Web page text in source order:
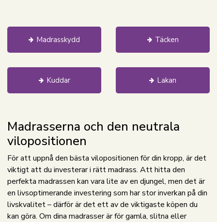
Madrasskydd Täcken
Kuddar Lakan
Madrasserna och den neutrala
vilopositionen
För att uppnå den bästa vilopositionen för din kropp, är det
viktigt att du investerar i rätt madrass. Att hitta den
perfekta madrassen kan vara lite av en djungel, men det är
en livsoptimerande investering som har stor inverkan på din
livskvalitet – därför är det ett av de viktigaste köpen du
kan göra. Om dina madrasser är för gamla, slitna eller